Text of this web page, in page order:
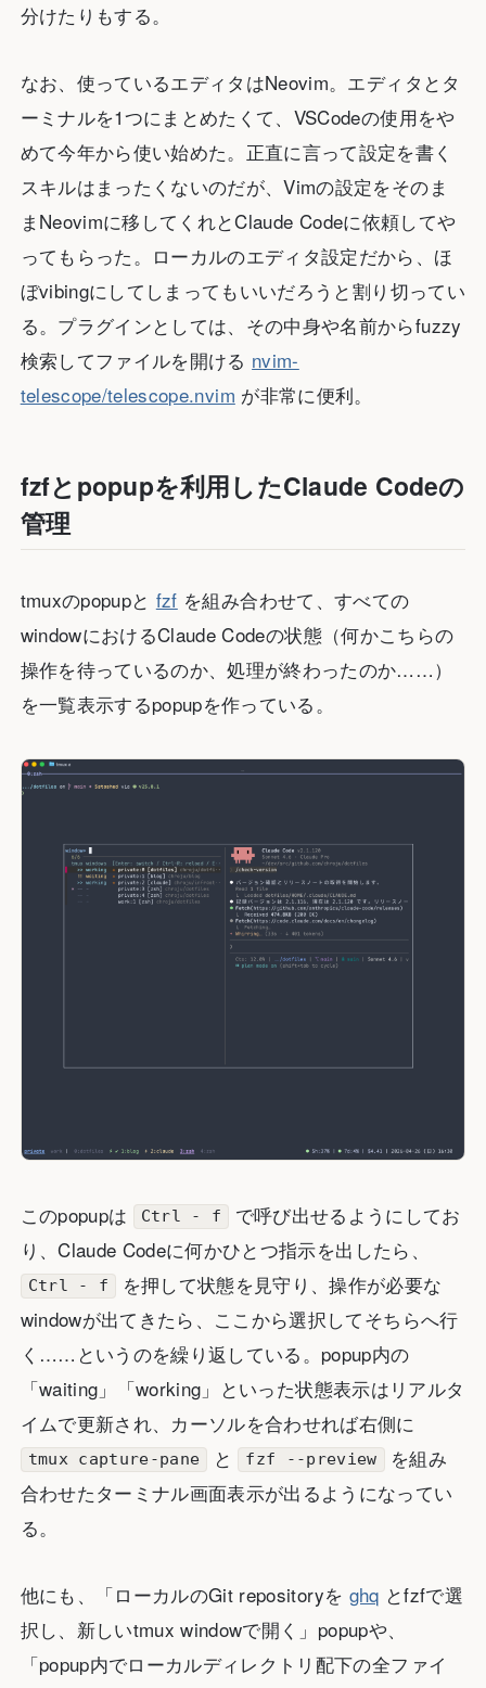
分けたりもする。
なお、使っているエディタはNeovim。エディタとタ
ーミナルを1つにまとめたくて、VSCodeの使用をや
めて今年から使い始めた。正直に言って設定を書く
スキルはまったくないのだが、Vimの設定をそのま
まNeovimに移してくれとClaude Codeに依頼してや
ってもらった。ローカルのエディタ設定だから、ほ
ぼvibingにしてしまってもいいだろうと割り切ってい
る。プラグインとしては、その中身や名前からfuzzy
検索してファイルを開ける nvim-
telescope/telescope.nvim が非常に便利。
fzfとpopupを利用したClaude Codeの
管理
tmuxのpopupと fzf を組み合わせて、すべての
windowにおけるClaude Codeの状態（何かこちらの
操作を待っているのか、処理が終わったのか……）
を一覧表示するpopupを作っている。
このpopupは Ctrl - f
で呼び出せるようにしてお
り、Claude Codeに何かひとつ指示を出したら、
Ctrl - f
を押して状態を見守り、操作が必要な
windowが出てきたら、ここから選択してそちらへ行
く……というのを繰り返している。popup内の
「waiting」「working」といった状態表示はリアルタ
イムで更新され、カーソルを合わせれば右側に
tmux capture-pane と fzf --preview を組み
合わせたターミナル画面表示が出るようになってい
る。
他にも、「ローカルのGit repositoryを ghq とfzfで選
択し、新しいtmux windowで開く」popupや、
「popup内でローカルディレクトリ配下の全ファイ